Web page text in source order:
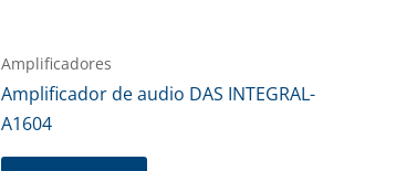
Amplificadores
Amplificador de audio DAS INTEGRAL-
A1604